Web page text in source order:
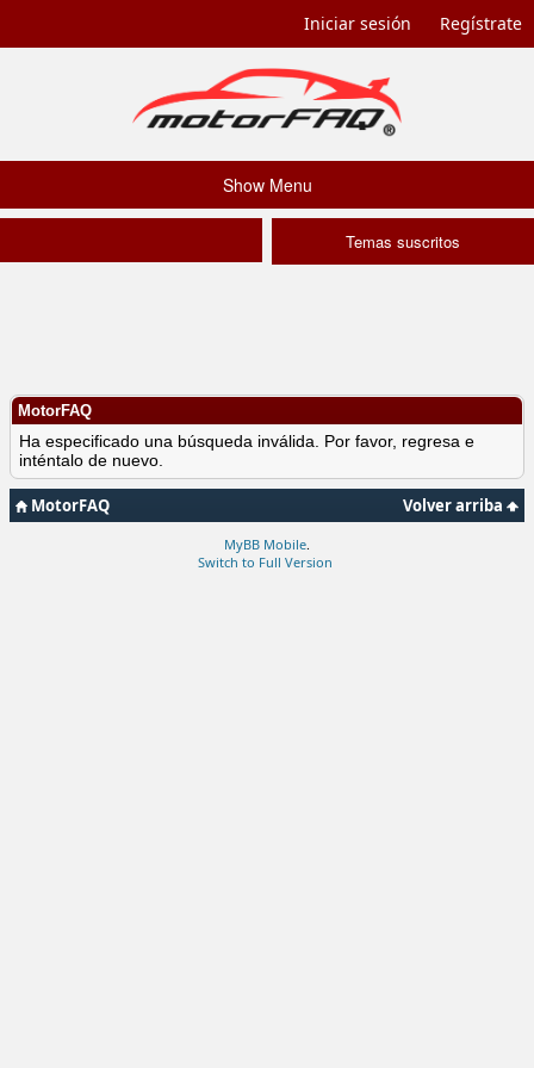
Iniciar sesión Regístrate
Show Menu
Temas suscritos
MotorFAQ
Ha especificado una búsqueda inválida. Por favor, regresa e
inténtalo de nuevo.
Volver arriba
MotorFAQ
MyBB Mobile
Switch to Full Version